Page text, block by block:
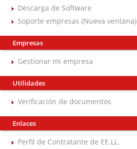
Descarga de Software
Soporte empresas (Nueva ventana)
Empresas
Gestionar mi empresa
Utilidades
Verificación de documentos
Enlaces
Perfil de Contratante de EE.LL.